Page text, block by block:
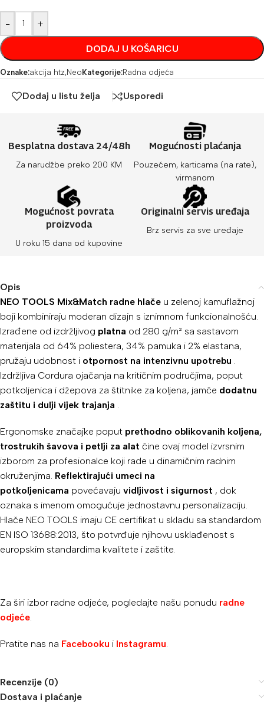
- +
DODAJ U KOŠARICU
Oznake:akcija htz,Neo Kategorije:Radna odjeća
Dodaj u listu želja Usporedi
Besplatna dostava 24/48h
Za narudžbe preko 200 KM
Mogućnosti plaćanja
Pouzećem, karticama (na rate),
virmanom
Mogućnost povrata
proizvoda
U roku 15 dana od kupovine
Originalni servis uređaja
Brz servis za sve uređaje
Opis
NEO TOOLS Mix&Match radne hlače u zelenoj kamuflažnoj
boji kombiniraju moderan dizajn s iznimnom funkcionalnošću.
Izrađene od izdržljivog platna od 280 g/m² sa sastavom
materijala od 64% poliestera, 34% pamuka i 2% elastana,
pružaju udobnost i otpornost na intenzivnu upotrebu
Izdržljiva Cordura ojačanja na kritičnim područjima, poput
potkoljenica i džepova za štitnike za koljena, jamče dodatnu
zaštitu i dulji vijek trajanja
Ergonomske značajke poput prethodno oblikovanih koljena,
trostrukih šavova i petlji za alat čine ovaj model izvrsnim
izborom za profesionalce koji rade u dinamičnim radnim
okruženjima. Reflektirajući umeci na
potkoljenicama povećavaju vidljivost i sigurnost , dok
oznaka s imenom omogućuje jednostavnu personalizaciju.
Hlače NEO TOOLS imaju CE certifikat u skladu sa standardom
EN ISO 13688:2013, što potvrđuje njihovu usklađenost s
europskim standardima kvalitete i zaštite.
Za širi izbor radne odjeće, pogledajte našu ponudu radne
odjeće
Pratite nas na Facebooku i Instagramu
Recenzije (0)
Dostava i plaćanje